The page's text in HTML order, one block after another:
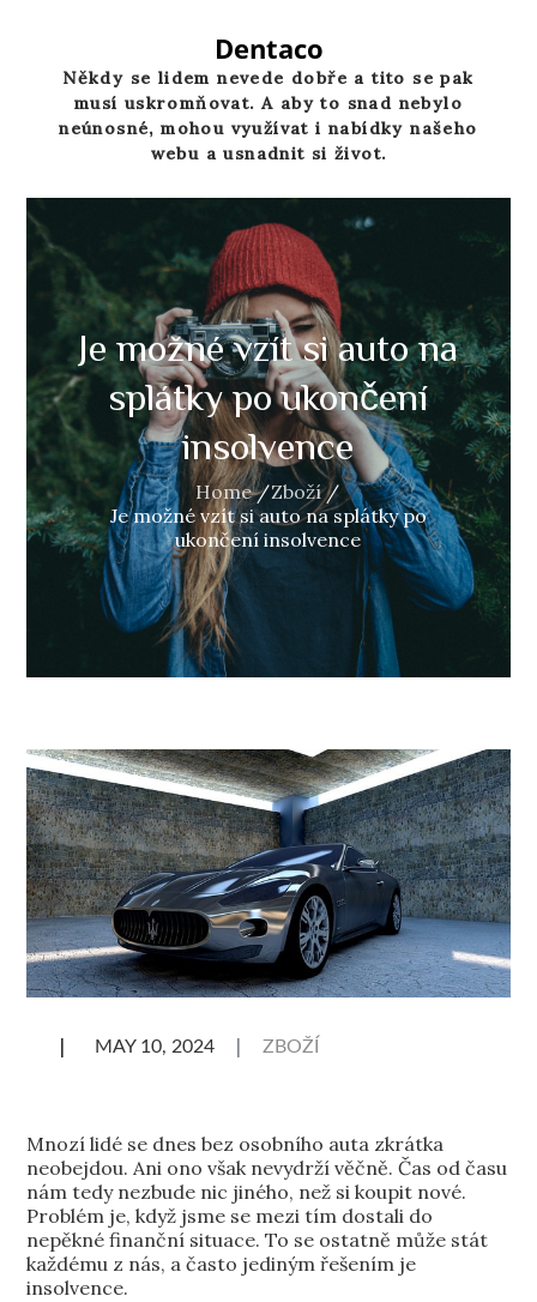
Dentaco
Někdy se lidem nevede dobře a tito se pak
musí uskromňovat. A aby to snad nebylo
neúnosné, mohou využívat i nabídky našeho
webu a usnadnit si život.
Je možné vzít si auto na
splátky po ukončení
insolvence
Home
Zboží
Je možné vzít si auto na splátky po
ukončení insolvence
ZBOŽÍ
Mnozí lidé se dnes bez osobního auta zkrátka
neobejdou. Ani ono však nevydrží věčně. Čas od času
nám tedy nezbude nic jiného, než si koupit nové.
Problém je, když jsme se mezi tím dostali do
nepěkné finanční situace. To se ostatně může stát
každému z nás, a často jediným řešením je
insolvence.